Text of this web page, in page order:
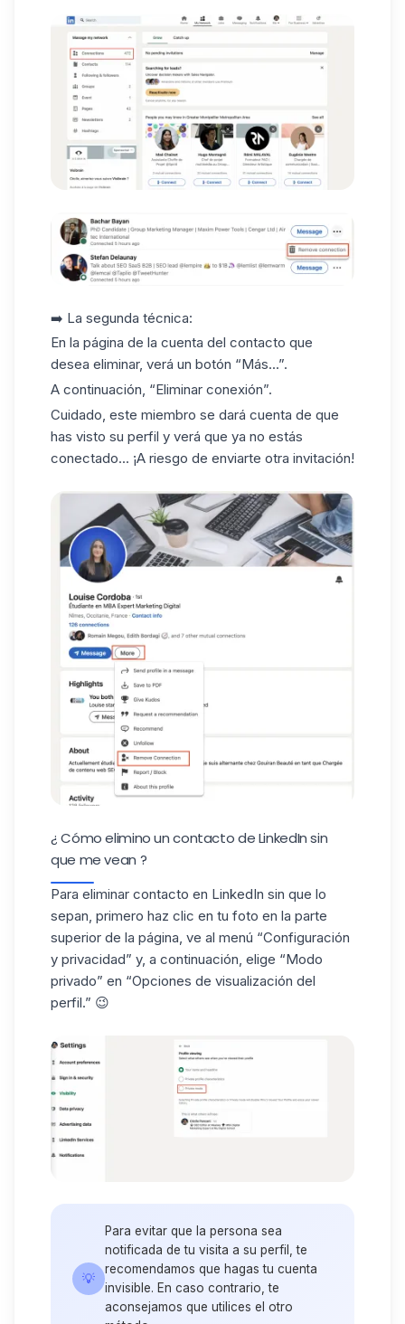
➡️ La segunda técnica:
En la página de la cuenta del contacto que
desea eliminar, verá un botón “Más...”.
A continuación, “Eliminar conexión”.
Cuidado, este miembro se dará cuenta de que
has visto su perfil y verá que ya no estás
conectado... ¡A riesgo de enviarte otra invitación!
¿ Cómo elimino un contacto de LinkedIn sin
que me vean ?
Para eliminar contacto en LinkedIn sin que lo
sepan, primero haz clic en tu foto en la parte
superior de la página, ve al menú “Configuración
y privacidad” y, a continuación, elige “Modo
privado” en “Opciones de visualización del
perfil.” 😉
💡
Para evitar que la persona sea
notificada de tu visita a su perfil, te
recomendamos que hagas tu cuenta
invisible. En caso contrario, te
aconsejamos que utilices el otro